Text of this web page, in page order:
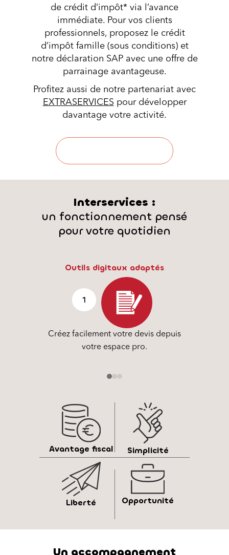
de crédit d’impôt* via l’avance
immédiate. Pour vos clients
professionnels, proposez le crédit
d’impôt famille (sous conditions) et
notre déclaration SAP avec une offre de
parrainage avantageuse.
Profitez aussi de notre partenariat avec
EXTRASERVICES pour développer
davantage votre activité.
Interservices :
un fonctionnement pensé
pour votre quotidien
Outils digitaux adaptés
1
Créez facilement votre devis depuis
votre espace pro.
123
Avantage fiscal Simplicité
Liberté Opportunité
Un accompagnement